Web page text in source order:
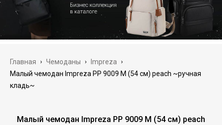
Главная › Чемоданы › Impreza ›
Малый чемодан Impreza PP 9009 M (54 см) peach ~ручная
кладь~
Малый чемодан Impreza PP 9009 M (54 см) peach